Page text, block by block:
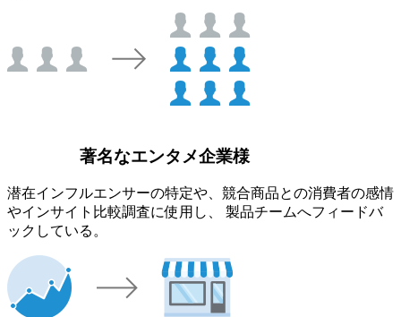
著名なエンタメ企業様
潜在インフルエンサーの特定や、競合商品との消費者の感情
やインサイト比較調査に使用し、 製品チームへフィードバ
ックしている。